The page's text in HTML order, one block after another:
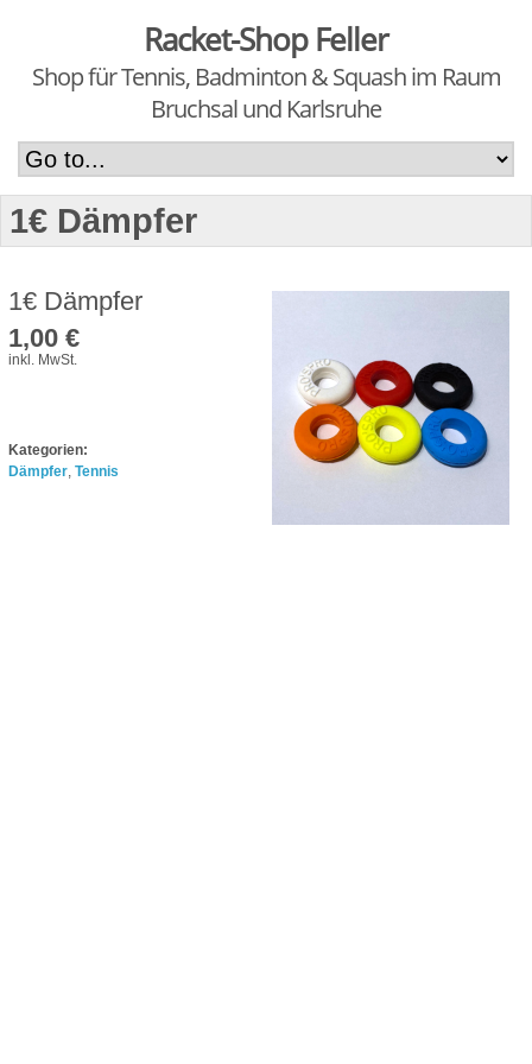
Racket-Shop Feller
Shop für Tennis, Badminton & Squash im Raum
Bruchsal und Karlsruhe
1€ Dämpfer
1€ Dämpfer
1,00 €
inkl. MwSt.
Kategorien:
Dämpfer Tennis